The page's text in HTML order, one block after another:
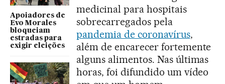
Apoiadores de
Evo Morales
bloqueiam
estradas para
exigir eleições
medicinal para hospitais
sobrecarregados pela
pandemia de coronavírus,
além de encarecer fortemente
alguns alimentos. Nas últimas
horas, foi difundido um vídeo